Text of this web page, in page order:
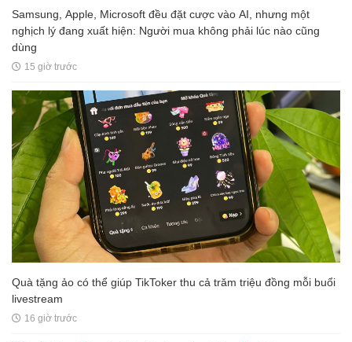
Samsung, Apple, Microsoft đều đặt cược vào AI, nhưng một
nghịch lý đang xuất hiện: Người mua không phải lúc nào cũng
dùng
15 giờ trước
Quà tặng ảo có thể giúp TikToker thu cả trăm triệu đồng mỗi buổi
livestream
16 giờ trước